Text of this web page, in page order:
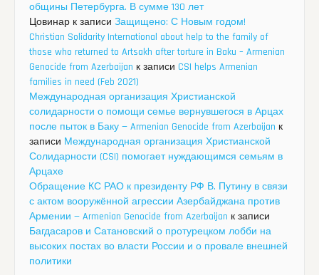
общины Петербурга. В сумме 130 лет
Цовинар к записи Защищено: С Новым годом!
Christian Solidarity International about help to the family of
those who returned to Artsakh after torture in Baku – Armenian
Genocide from Azerbaijan к записи CSI helps Armenian
families in need (Feb 2021)
Международная организация Христианской
солидарности о помощи семье вернувшегося в Арцах
после пыток в Баку — Armenian Genocide from Azerbaijan к
записи Международная организация Христианской
Солидарности (CSI) помогает нуждающимся семьям в
Арцахе
Обращение КС РАО к президенту РФ В. Путину в связи
с актом вооружённой агрессии Азербайджана против
Армении — Armenian Genocide from Azerbaijan к записи
Багдасаров и Сатановский о протурецком лобби на
высоких постах во власти России и о провале внешней
политики